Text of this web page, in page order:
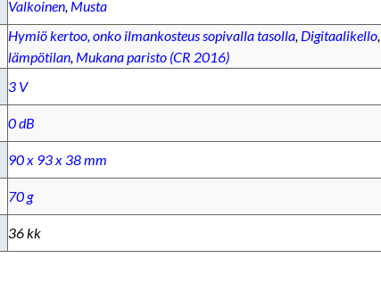
Valkoinen, Musta
Hymiö kertoo, onko ilmankosteus sopivalla tasolla, Digitaalikello,
lämpötilan, Mukana paristo (CR 2016)
3 V
0 dB
90 x 93 x 38 mm
70 g
36 kk